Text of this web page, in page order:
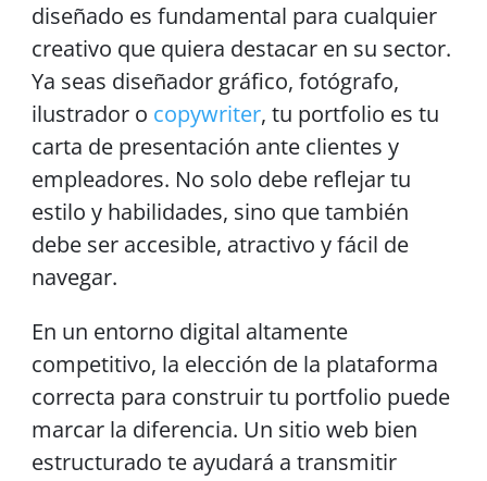
diseñado es fundamental para cualquier
creativo que quiera destacar en su sector.
Ya seas diseñador gráfico, fotógrafo,
ilustrador o copywriter, tu portfolio es tu
carta de presentación ante clientes y
empleadores. No solo debe reflejar tu
estilo y habilidades, sino que también
debe ser accesible, atractivo y fácil de
navegar.
En un entorno digital altamente
competitivo, la elección de la plataforma
correcta para construir tu portfolio puede
marcar la diferencia. Un sitio web bien
estructurado te ayudará a transmitir